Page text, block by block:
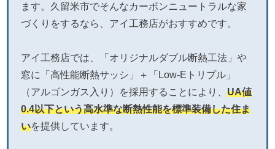
ます。久留米市でそんなカーボンニュートラルな家
づくりをするなら、アイ工務店がおすすめです。
アイ工務店では、「オリジナルダブル断熱工法」や
窓に「高性能断熱サッシ」＋「Low-Eトリプル」
（アルゴンガス入り）を採用することにより、UA値
0.4以下という高水準な断熱性能を標準装備した住ま
いを提供しています。